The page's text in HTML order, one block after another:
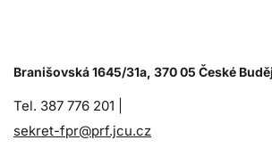
Branišovská 1645/31a, 370 05 České
Tel. 387 776 201 |
sekret-fpr@prf.jcu.cz